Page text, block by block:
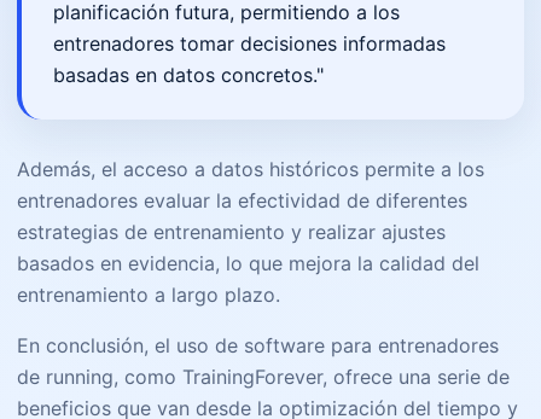
planificación futura, permitiendo a los
entrenadores tomar decisiones informadas
basadas en datos concretos."
Además, el acceso a datos históricos permite a los
entrenadores evaluar la efectividad de diferentes
estrategias de entrenamiento y realizar ajustes
basados en evidencia, lo que mejora la calidad del
entrenamiento a largo plazo.
En conclusión, el uso de software para entrenadores
de running, como TrainingForever, ofrece una serie de
beneficios que van desde la optimización del tiempo y